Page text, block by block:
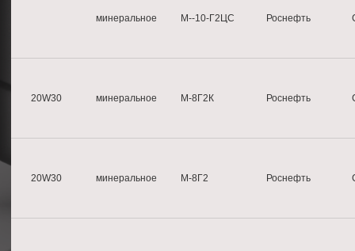
минеральное М--10-Г2ЦС Роснефть
20W30 минеральное М-8Г2К Роснефть
20W30 минеральное М-8Г2 Роснефть